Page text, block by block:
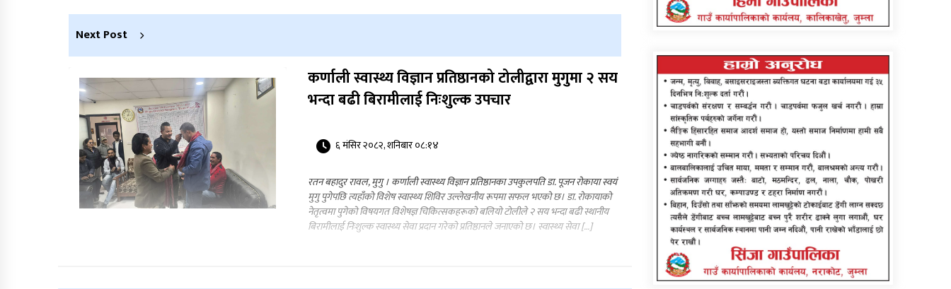
Next Post
कर्णाली स्वास्थ्य विज्ञान प्रतिष्ठानको टोलीद्वारा मुगुमा २ सय
भन्दा बढी बिरामीलाई निःशुल्क उपचार
६ मंसिर २०८२, शनिबार ०८:१४
रतन बहादुर रावल, मुगु । कर्णाली स्वास्थ्य विज्ञान प्रतिष्ठानका उपकुलपति डा. पूजन रोकाया स्वयं
मुगु पुगेपछि त्यहाँको विशेष स्वास्थ्य शिविर उल्लेखनीय रूपमा सफल भएको छ। डा. रोकायाको
नेतृत्वमा पुगेको विषयगत विशेषज्ञ चिकित्सकहरूको बलियो टोलीले २ सय भन्दा बढी स्थानीय
बिरामीलाई निःशुल्क स्वास्थ्य सेवा प्रदान गरेको प्रतिष्ठानले जनाएको छ। स्वास्थ्य सेवा […]